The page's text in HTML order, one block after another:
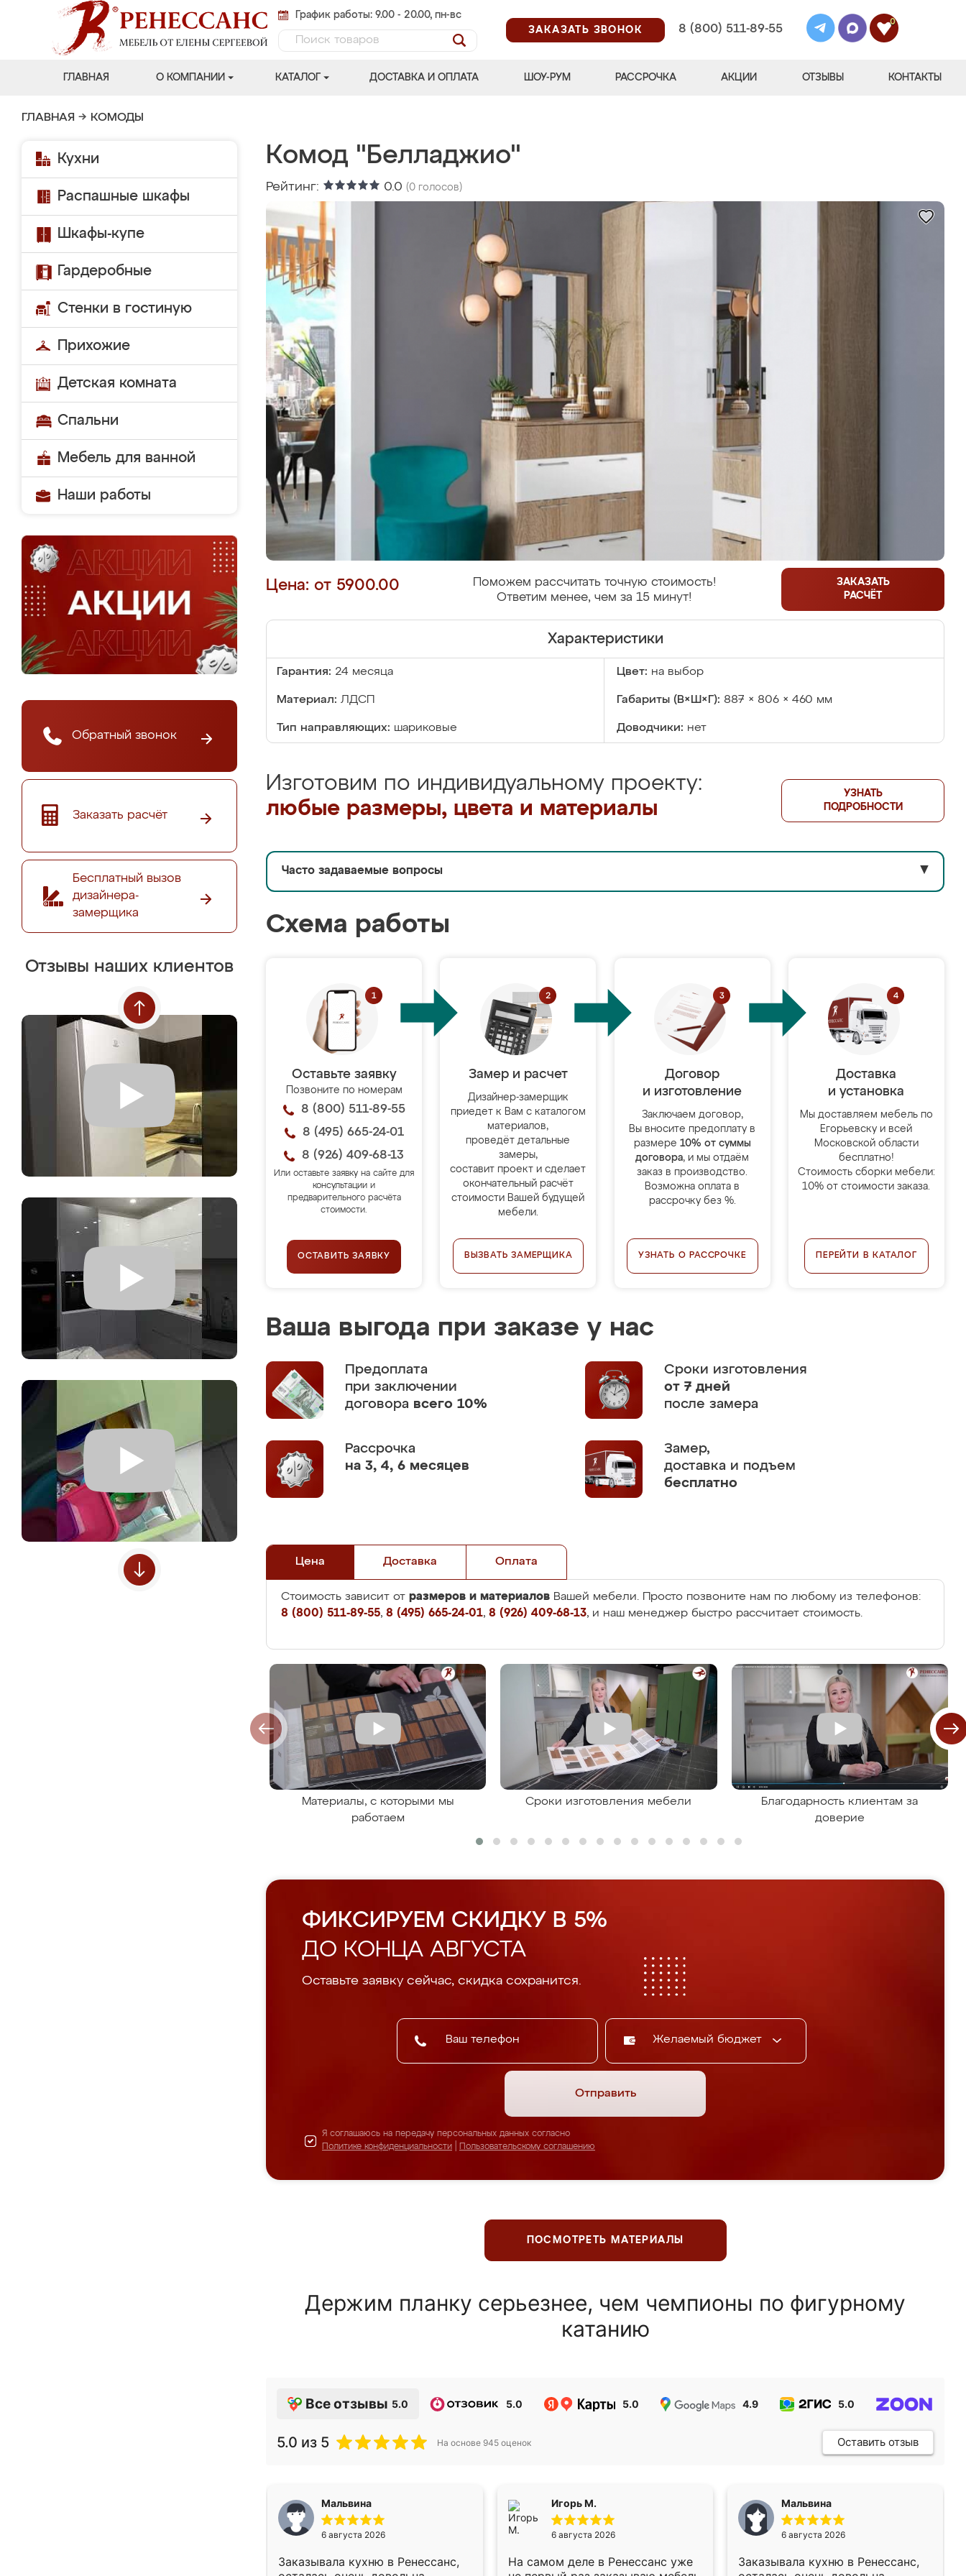
График работы: 9.00 - 20.00, пн-вс
ЗАКАЗАТЬ ЗВОНОК
8 (800) 511-89-55
0
ГЛАВНАЯ О КОМПАНИИ КАТАЛОГ ДОСТАВКА И ОПЛАТА ШОУ-РУМ РАССРОЧКА АКЦИИ ОТЗЫВЫ КОНТАКТЫ
ГЛАВНАЯ → КОМОДЫ
Кухни
Распашные шкафы
Шкафы-купе
Гардеробные
Стенки в гостиную
Прихожие
Детская комната
Спальни
Мебель для ванной
Наши работы
Обратный звонок
Заказать расчёт
Бесплатный вызов
дизайнера-
замерщика
Отзывы наших клиентов
Комод "Белладжио"
Рейтинг: 0.0 (0 голосов)
Цена: от 5900.00
Поможем рассчитать точную стоимость!
Ответим менее, чем за 15 минут!
ЗАКАЗАТЬ
РАСЧЁТ
Характеристики
Гарантия: 24 месяца Цвет: на выбор
Материал: ЛДСП Габариты (В×Ш×Г): 887 × 806 × 460 мм
Тип направляющих: шариковые Доводчики: нет
Изготовим по индивидуальному проекту:
любые размеры, цвета и материалы
УЗНАТЬ
ПОДРОБНОСТИ
Часто задаваемые вопросы ▼
Схема работы
Оставьте заявку
Позвоните по номерам
8 (800) 511-89-55
8 (495) 665-24-01
8 (926) 409-68-13
Или оставьте заявку на сайте для
консультации и
предварительного расчёта
стоимости.
ОСТАВИТЬ ЗАЯВКУ
Замер и расчет
Дизайнер-замерщик
приедет к Вам с каталогом
материалов,
проведёт детальные
замеры,
составит проект и сделает
окончательный расчёт
стоимости Вашей будущей
мебели.
ВЫЗВАТЬ ЗАМЕРЩИКА
Договор
и изготовление
Заключаем договор,
Вы вносите предоплату в
размере 10% от суммы
договора, и мы отдаём
заказ в производство.
Возможна оплата в
рассрочку без %.
УЗНАТЬ О РАССРОЧКЕ
Доставка
и установка
Мы доставляем мебель по
Егорьевску и всей
Московской области
бесплатно!
Стоимость сборки мебели:
10% от стоимости заказа.
ПЕРЕЙТИ В КАТАЛОГ
Ваша выгода при заказе у нас
Предоплата
при заключении
договора всего 10%
Сроки изготовления
от 7 дней
после замера
Рассрочка
на 3, 4, 6 месяцев
Замер,
доставка и подъем
бесплатно
Цена Доставка Оплата
Стоимость зависит от размеров и материалов Вашей мебели. Просто позвоните нам по любому из телефонов:
8 (800) 511-89-55, 8 (495) 665-24-01, 8 (926) 409-68-13, и наш менеджер быстро рассчитает стоимость.
Материалы, с которыми мы
работаем
Сроки изготовления мебели
Благодарность клиентам за
доверие
ФИКСИРУЕМ СКИДКУ В 5%
ДО КОНЦА АВГУСТА
Оставьте заявку сейчас, скидка сохранится.
Желаемый бюджет
Отправить
Я соглашаюсь на передачу персональных данных согласно
Политике конфиденциальности
Пользовательскому соглашению
ПОСМОТРЕТЬ МАТЕРИАЛЫ
Держим планку серьезнее, чем чемпионы по фигурному
катанию
Все отзывы 5.0 5.0 5.0 4.9 5.0
5.0 из 5 На основе 945 оценок Оставить отзыв
Мальвина
6 августа 2026
Заказывала кухню в Ренессанс,
Игорь М.
6 августа 2026
На самом деле в Ренессанс уже
Мальвина
6 августа 2026
Заказывала кухню в Ренессанс,